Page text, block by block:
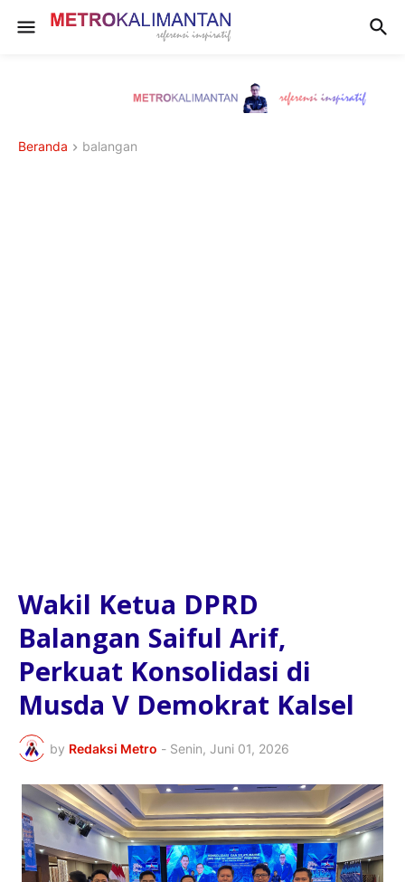
Beranda balangan
Wakil Ketua DPRD
Balangan Saiful Arif,
Perkuat Konsolidasi di
Musda V Demokrat Kalsel
by Redaksi Metro - Senin, Juni 01, 2026